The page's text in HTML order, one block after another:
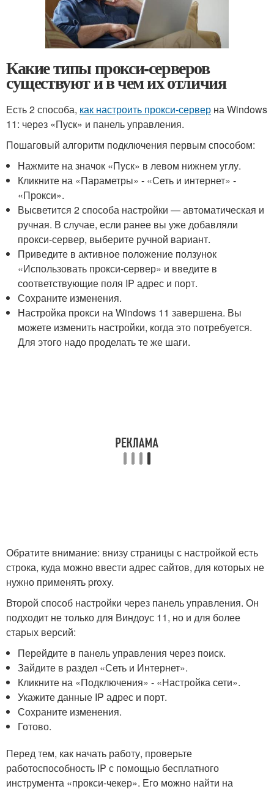
Какие типы прокси-серверов
существуют и в чем их отличия
Есть 2 способа, как настроить прокси-сервер на Windows
11: через «Пуск» и панель управления.
Пошаговый алгоритм подключения первым способом:
Нажмите на значок «Пуск» в левом нижнем углу.
Кликните на «Параметры» - «Сеть и интернет» -
«Прокси».
Высветится 2 способа настройки — автоматическая и
ручная. В случае, если ранее вы уже добавляли
прокси-сервер, выберите ручной вариант.
Приведите в активное положение ползунок
«Использовать прокси-сервер» и введите в
соответствующие поля IP адрес и порт.
Сохраните изменения.
Настройка прокси на Windows 11 завершена. Вы
можете изменить настройки, когда это потребуется.
Для этого надо проделать те же шаги.
Обратите внимание: внизу страницы с настройкой есть
строка, куда можно ввести адрес сайтов, для которых не
нужно применять proxy.
Второй способ настройки через панель управления. Он
подходит не только для Виндоус 11, но и для более
старых версий:
Перейдите в панель управления через поиск.
Зайдите в раздел «Сеть и Интернет».
Кликните на «Подключения» - «Настройка сети».
Укажите данные IP адрес и порт.
Сохраните изменения.
Готово.
Перед тем, как начать работу, проверьте
работоспособность IP с помощью бесплатного
инструмента «прокси-чекер». Его можно найти на